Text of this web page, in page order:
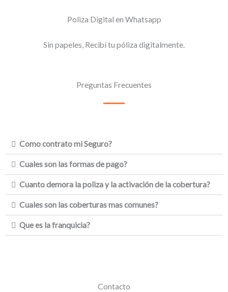
Poliza Digital en Whatsapp
Sin papeles, Recibí tu póliza digitalmente.
Preguntas Frecuentes
Como contrato mi Seguro?
Cuales son las formas de pago?
Cuanto demora la poliza y la activación de la cobertura?
Cuales son las coberturas mas comunes?
Que es la franquicia?
Contacto